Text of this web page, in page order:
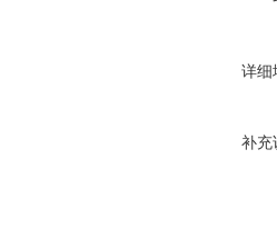
详细
补充